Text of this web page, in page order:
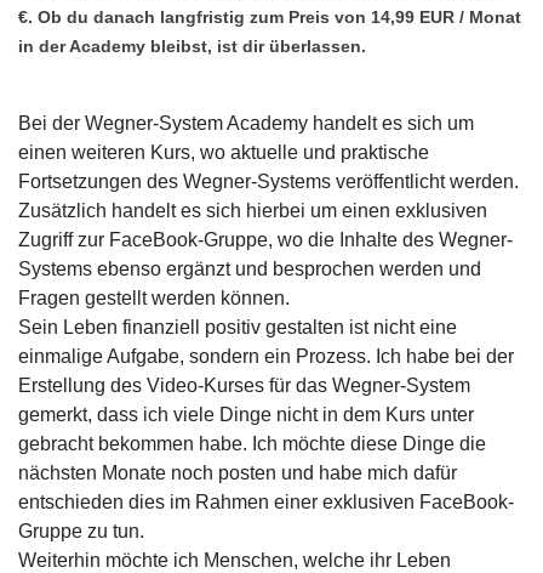
€. Ob du danach langfristig zum Preis von 14,99 EUR / Monat
in der Academy bleibst, ist dir überlassen.
Bei der Wegner-System Academy handelt es sich um
einen weiteren Kurs, wo aktuelle und praktische
Fortsetzungen des Wegner-Systems veröffentlicht werden.
Zusätzlich handelt es sich hierbei um einen exklusiven
Zugriff zur FaceBook-Gruppe, wo die Inhalte des Wegner-
Systems ebenso ergänzt und besprochen werden und
Fragen gestellt werden können.
Sein Leben finanziell positiv gestalten ist nicht eine
einmalige Aufgabe, sondern ein Prozess. Ich habe bei der
Erstellung des Video-Kurses für das Wegner-System
gemerkt, dass ich viele Dinge nicht in dem Kurs unter
gebracht bekommen habe. Ich möchte diese Dinge die
nächsten Monate noch posten und habe mich dafür
entschieden dies im Rahmen einer exklusiven FaceBook-
Gruppe zu tun.
Weiterhin möchte ich Menschen, welche ihr Leben